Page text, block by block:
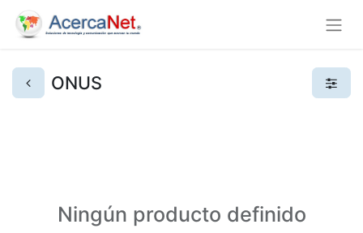
ONUS
Ningún producto definido